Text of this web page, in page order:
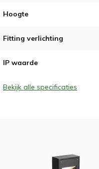
Hoogte
Fitting verlichting
IP waarde
Bekijk alle specificaties